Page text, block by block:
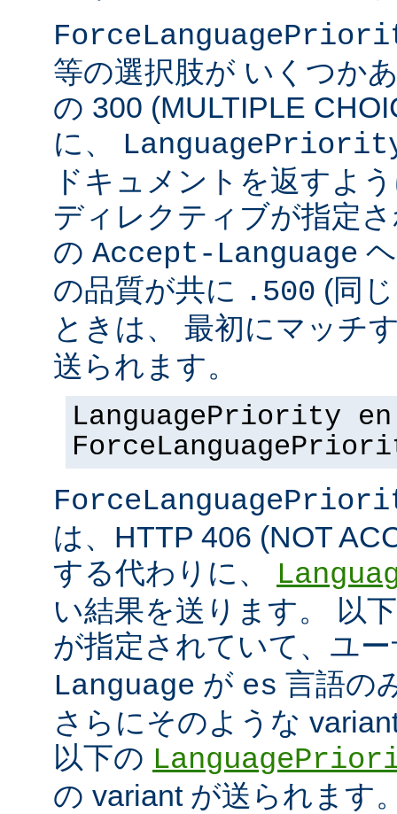
等の選択肢が いくつか
の 300 (MULTIPLE
に、
ドキュメントを返すよ
ディレクティブが指定
の Accept-Language
の品質が共に .500 (同
ときは、 最初にマッチ
送られます。
LanguagePriority
は、HTTP 406 (NOT
する代わりに、
い結果を送ります。 以
が指定されていて、ユ
Language が es 言語の
さらにそのような
以下の
の variant が送られます